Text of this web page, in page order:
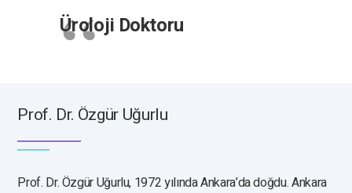
Üroloji Doktoru
Prof. Dr. Özgür Uğurlu
Prof. Dr. Özgür Uğurlu, 1972 yılında Ankara’da doğdu. Ankara